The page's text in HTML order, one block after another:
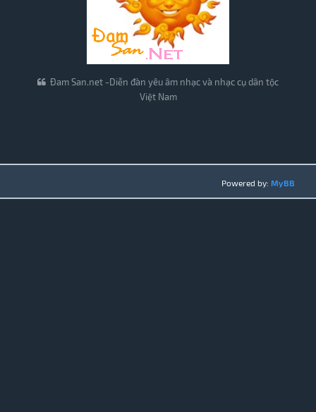
Đam San.net -Diễn đàn yêu âm nhạc và nhạc cụ dân tộc
Việt Nam
Powered by: MyBB